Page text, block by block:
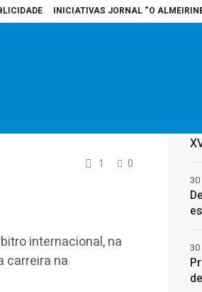
INICIATIVAS JORNAL “O
vai para atas Hospital de Santarém
1 0
internacional, na
carreira na